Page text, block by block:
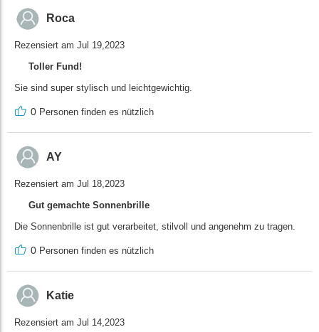
Roca
Rezensiert am Jul 19,2023
Toller Fund!
Sie sind super stylisch und leichtgewichtig.
0 Personen finden es nützlich
AY
Rezensiert am Jul 18,2023
Gut gemachte Sonnenbrille
Die Sonnenbrille ist gut verarbeitet, stilvoll und angenehm zu tragen.
0 Personen finden es nützlich
Katie
Rezensiert am Jul 14,2023